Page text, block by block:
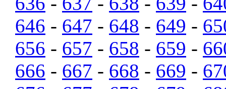
646 - 647 - 648 - 649 -
656 - 657 - 658 - 659 -
666 - 667 - 668 - 669 -